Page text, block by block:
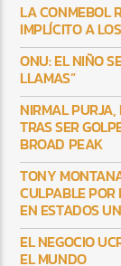
LA CONMEBOL
IMPLÍCITO A
ONU: EL NIÑO
LLAMAS”
NIRMAL PURJA,
TRAS SER
BROAD PEAK
TONY
CULPABLE POR
EN ESTADOS
EL NEGOCIO
EL MUNDO